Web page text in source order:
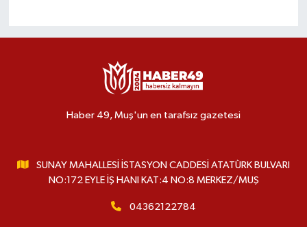
Haber 49, Muş'un en tarafsız gazetesi
SUNAY MAHALLESİ İSTASYON CADDESİ ATATÜRK BULVARI
NO:172 EYLE İŞ HANI KAT:4 NO:8 MERKEZ/MUŞ
04362122784